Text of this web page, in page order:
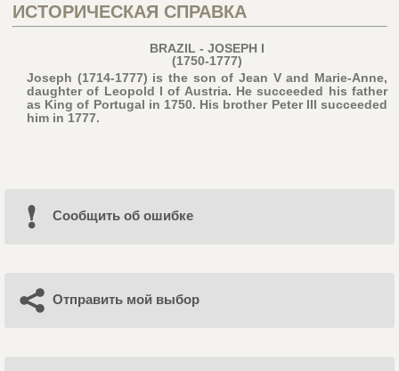
ИСТОРИЧЕСКАЯ СПРАВКА
BRAZIL - JOSEPH I
(1750-1777)
Joseph (1714-1777) is the son of Jean V and Marie-Anne,
daughter of Leopold I of Austria. He succeeded his father
as King of Portugal in 1750. His brother Peter III succeeded
him in 1777.
Cообщить об ошибке
Отправить мой выбор